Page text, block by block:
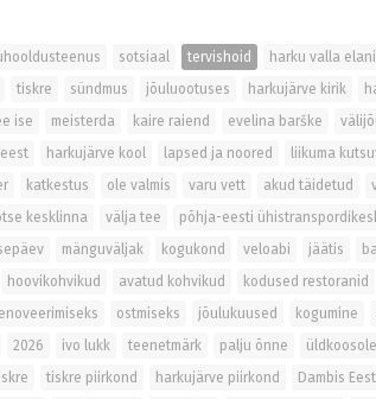
sotsiaal tervishoid harku valla
tiskre sündmus jõuluootuses harkujärve kirik
ise meisterda kaire raiend evelina barške
harkujärve kool lapsed ja noored liikuma
katkestus ole valmis varu vett akud täidetud
kesklinna välja tee põhja-eesti
mänguväljak kogukond veloabi jäätis
hoovikohvikud avatud kohvikud kodused restoranid
ostmiseks jõulukuused kogumine
2026 ivo lukk teenetmärk palju õnne
tiskre piirkond harkujärve piirkond
Dambis